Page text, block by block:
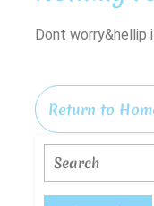
Dont worry&hellip
Return to
Search